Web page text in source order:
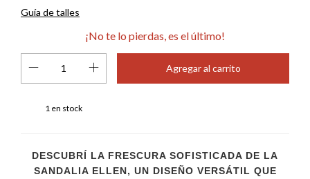
Guía de talles
¡No te lo pierdas, es el último!
1 en stock
DESCUBRÍ LA FRESCURA SOFISTICADA DE LA
SANDALIA ELLEN, UN DISEÑO VERSÁTIL QUE